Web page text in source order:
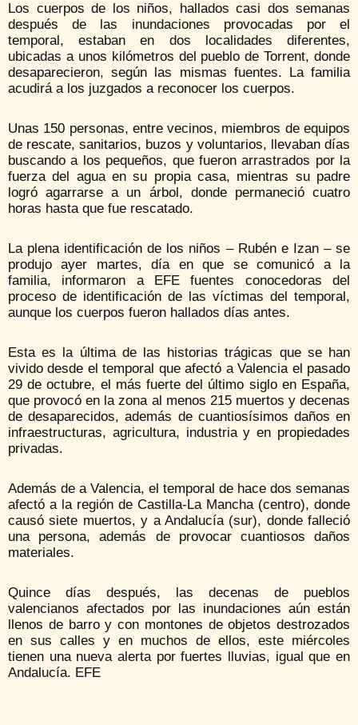
Los cuerpos de los niños, hallados casi dos semanas
después de las inundaciones provocadas por el
temporal, estaban en dos localidades diferentes,
ubicadas a unos kilómetros del pueblo de Torrent, donde
desaparecieron, según las mismas fuentes. La familia
acudirá a los juzgados a reconocer los cuerpos.
Unas 150 personas, entre vecinos, miembros de equipos
de rescate, sanitarios, buzos y voluntarios, llevaban días
buscando a los pequeños, que fueron arrastrados por la
fuerza del agua en su propia casa, mientras su padre
logró agarrarse a un árbol, donde permaneció cuatro
horas hasta que fue rescatado.
La plena identificación de los niños – Rubén e Izan – se
produjo ayer martes, día en que se comunicó a la
familia, informaron a EFE fuentes conocedoras del
proceso de identificación de las víctimas del temporal,
aunque los cuerpos fueron hallados días antes.
Esta es la última de las historias trágicas que se han
vivido desde el temporal que afectó a Valencia el pasado
29 de octubre, el más fuerte del último siglo en España,
que provocó en la zona al menos 215 muertos y decenas
de desaparecidos, además de cuantiosísimos daños en
infraestructuras, agricultura, industria y en propiedades
privadas.
Además de a Valencia, el temporal de hace dos semanas
afectó a la región de Castilla-La Mancha (centro), donde
causó siete muertos, y a Andalucía (sur), donde falleció
una persona, además de provocar cuantiosos daños
materiales.
Quince días después, las decenas de pueblos
valencianos afectados por las inundaciones aún están
llenos de barro y con montones de objetos destrozados
en sus calles y en muchos de ellos, este miércoles
tienen una nueva alerta por fuertes lluvias, igual que en
Andalucía. EFE